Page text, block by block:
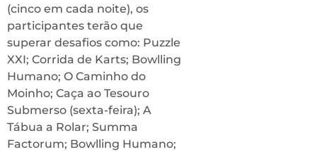
(cinco em cada noite), os
participantes terão que
superar desafios como: Puzzle
XXI; Corrida de Karts; Bowlling
Humano; O Caminho do
Moinho; Caça ao Tesouro
Submerso (sexta-feira); A
Tábua a Rolar; Summa
Factorum; Bowlling Humano;